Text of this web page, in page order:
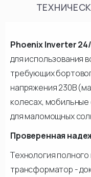
Phoenix Inverter
для использования
требующих
напряжения 230В
колесах,
для маломощных
Проверенная
Технология
трансформатор -